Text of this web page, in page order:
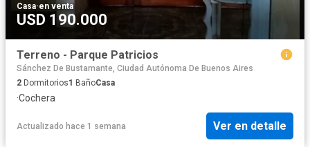
Casa·en venta
USD 190.000
Terreno - Parque Patricios
Sánchez De Bustamante, Ciudad Autónoma De Buenos Aires
2 Dormitorios1 BañoCasa
·Cochera
Actualizado hace 1 semana Ver en detalle